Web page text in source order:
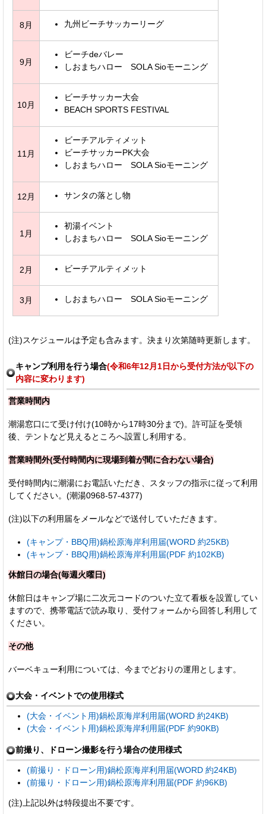
8月 九州ビーチサッカーリーグ
9月
ビーチdeバレー
しおまちハロー SOLA Sioモーニング
10月
ビーチサッカー大会
BEACH SPORTS FESTIVAL
11月
ビーチアルティメット
ビーチサッカーPK大会
しおまちハロー SOLA Sioモーニング
12月 サンタの落とし物
1月
初湯イベント
しおまちハロー SOLA Sioモーニング
2月 ビーチアルティメット
3月 しおまちハロー SOLA Sioモーニング
(注)スケジュールは予定も含みます。決まり次第随時更新します。
キャンプ利用を行う場合(令和6年12月1日から受付方法が以下の
内容に変わります)
営業時間内
潮湯窓口にて受け付け(10時から17時30分まで)。許可証を受領
後、テントなど見えるところへ設置し利用する。
営業時間外(受付時間内に現場到着が間に合わない場合)
受付時間内に潮湯にお電話いただき、スタッフの指示に従って利用
してください。(潮湯0968-57-4377)
(注)以下の利用届をメールなどで送付していただきます。
(キャンプ・BBQ用)鍋松原海岸利用届(WORD 約25KB)
(キャンプ・BBQ用)鍋松原海岸利用届(PDF 約102KB)
休館日の場合(毎週火曜日)
休館日はキャンプ場に二次元コードのついた立て看板を設置してい
ますので、携帯電話で読み取り、受付フォームから回答し利用して
ください。
その他
バーベキュー利用については、今までどおりの運用とします。
大会・イベントでの使用様式
(大会・イベント用)鍋松原海岸利用届(WORD 約24KB)
(大会・イベント用)鍋松原海岸利用届(PDF 約90KB)
前撮り、ドローン撮影を行う場合の使用様式
(前撮り・ドローン用)鍋松原海岸利用届(WORD 約24KB)
(前撮り・ドローン用)鍋松原海岸利用届(PDF 約96KB)
(注)上記以外は特段提出不要です。